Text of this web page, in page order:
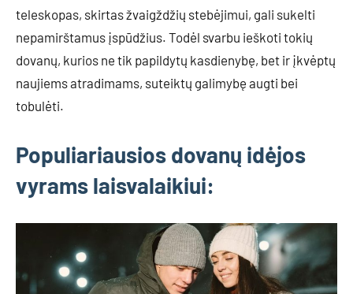
teleskopas, skirtas žvaigždžių stebėjimui, gali sukelti
nepamirštamus įspūdžius. Todėl svarbu ieškoti tokių
dovanų, kurios ne tik papildytų kasdienybę, bet ir įkvėptų
naujiems atradimams, suteiktų galimybę augti bei
tobulėti.
Populiariausios dovanų idėjos
vyrams laisvalaikiui: